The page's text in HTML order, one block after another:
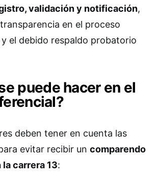
validación y notificación,
en el proceso
el debido respaldo probatorio
puede hacer en el
deben tener en cuenta las
evitar recibir un comparendo
carrera 13: